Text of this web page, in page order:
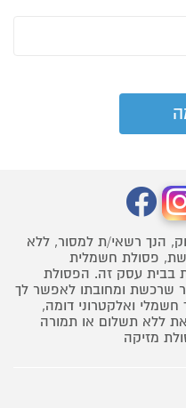
הנך רשאי/ת למסור, ללא
פסולת חשמלית
בבית עסק זה. הפסולת
שרכשת ומחובתו לאפשר לך
ואלקטרוני דומה,
ללא תשלום או תמורה
מזיקה